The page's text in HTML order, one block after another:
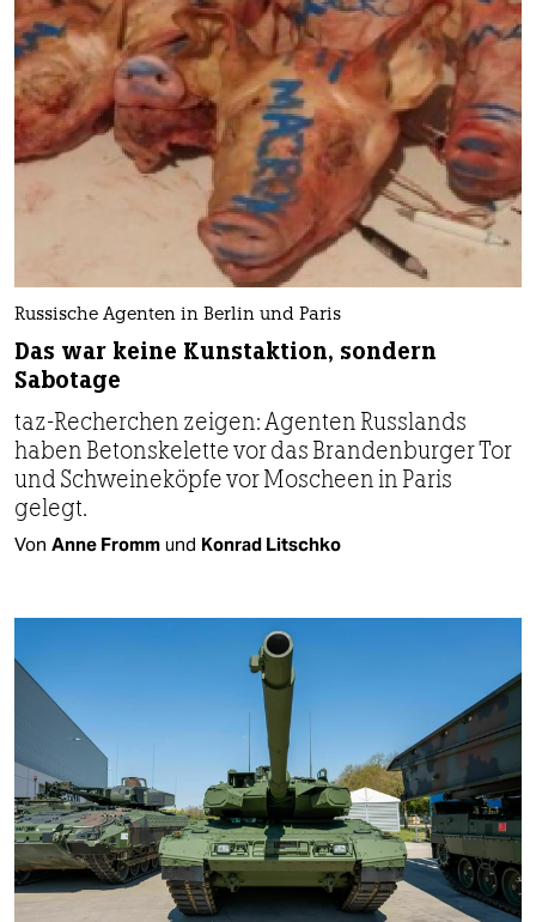
Russische Agenten in Berlin und Paris
Das war keine Kunstaktion, sondern
Sabotage
taz-Recherchen zeigen: Agenten Russlands
haben Betonskelette vor das Brandenburger Tor
und Schweineköpfe vor Moscheen in Paris
gelegt.
Von Anne Fromm und Konrad Litschko